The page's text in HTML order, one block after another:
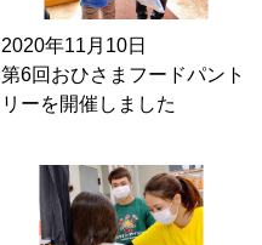
2020年11月10日
第6回おひさまフードパント
リーを開催しました